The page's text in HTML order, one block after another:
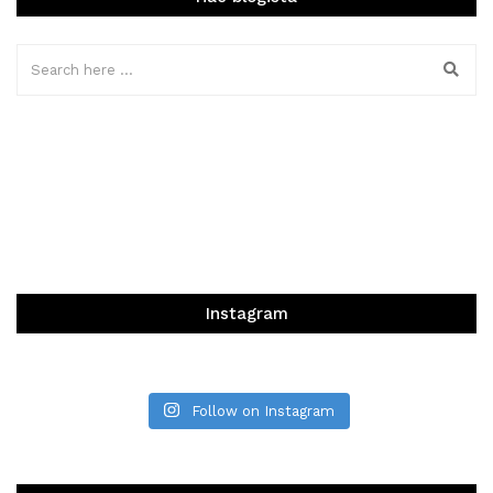
Instagram
Follow on Instagram